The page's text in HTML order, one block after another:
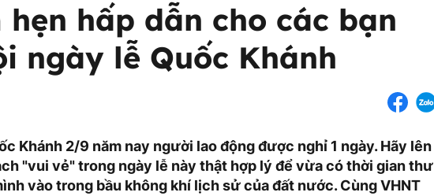
hẹn hấp dẫn cho các bạn
ngày lễ Quốc Khánh
Khánh 2/9 năm nay người lao động được nghỉ 1 ngày. Hãy lên
"vui vẻ" trong ngày lễ này thật hợp lý để vừa có thời gian thư
vào trong bầu không khí lịch sử của đất nước. Cùng VHNT